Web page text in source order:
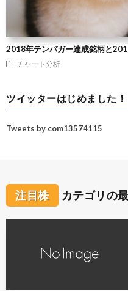
2018年テンバガー達成銘柄と
チャート分析
ツイッターはじめました！
Tweets by com13574115
注目株 カテゴリの